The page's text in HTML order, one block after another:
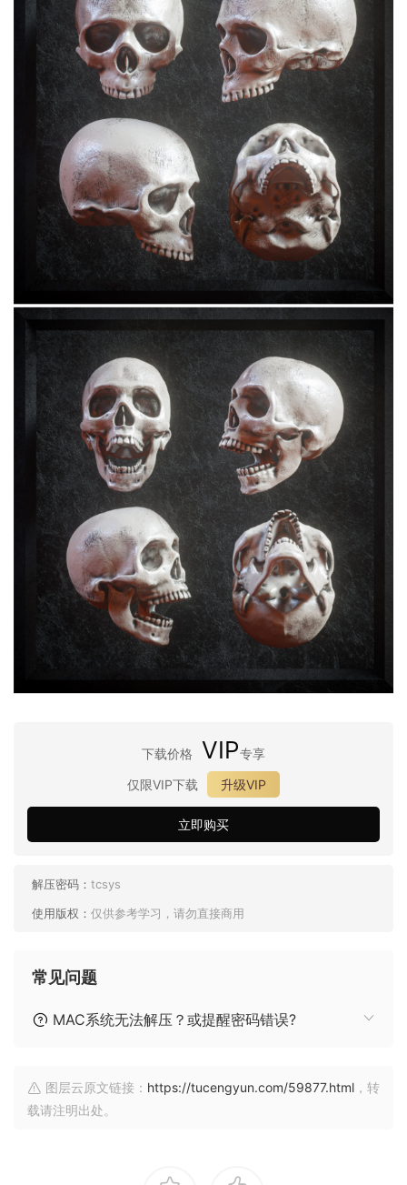
下载价格 VIP专享
仅限VIP下载
升级VIP
立即购买
解压密码： tcsys
使用版权： 仅供参考学习，请勿直接商用
常见问题
MAC系统无法解压？或提醒密码错误?
图层云原文链接： https://tucengyun.com/59877.html ，转
载请注明出处。